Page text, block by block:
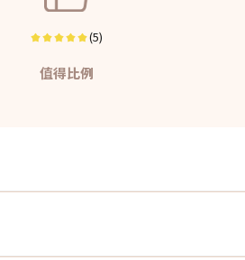
(5)
值得比例